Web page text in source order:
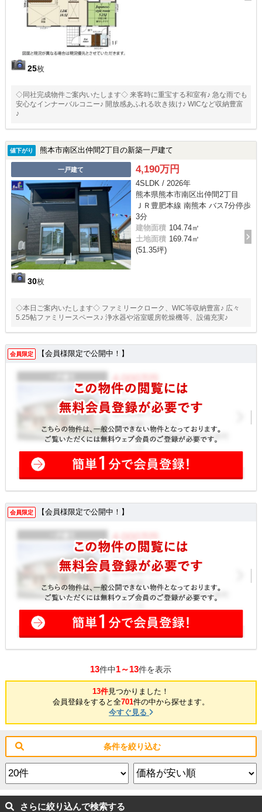
25枚
◇同社完成物件ご案内いたします◇ 来客時に重宝する和室有♪ 急な雨でも
安心なインナーバルコニー♪ 開放感あふれる吹き抜け♪ WICなど収納豊富
♪
値下がり 熊本市南区出仲間2丁目の新築一戸建て
一戸建て
30枚
4,190万円
4SLDK / 2026年
熊本県熊本市南区出仲間2丁目
ＪＲ豊肥本線 南熊本 バス7分停歩
3分
建物面積 104.74㎡
土地面積 169.74㎡
(51.35坪)
◇本日ご案内いたします◇ ファミリークローク、WIC等収納豊富♪ 広々
5.25帖ファミリースペース♪ 浄水器や浴室暖房乾燥機等、設備充実♪
会員限定 【会員様限定で公開中！】
会員限定 【会員様限定で公開中！】
13件中1～13件を表示
13件見つかりました！
会員登録をすると全701件の中から探せます。
今すぐ見る
条件を絞り込む
さらに絞り込んで検索する